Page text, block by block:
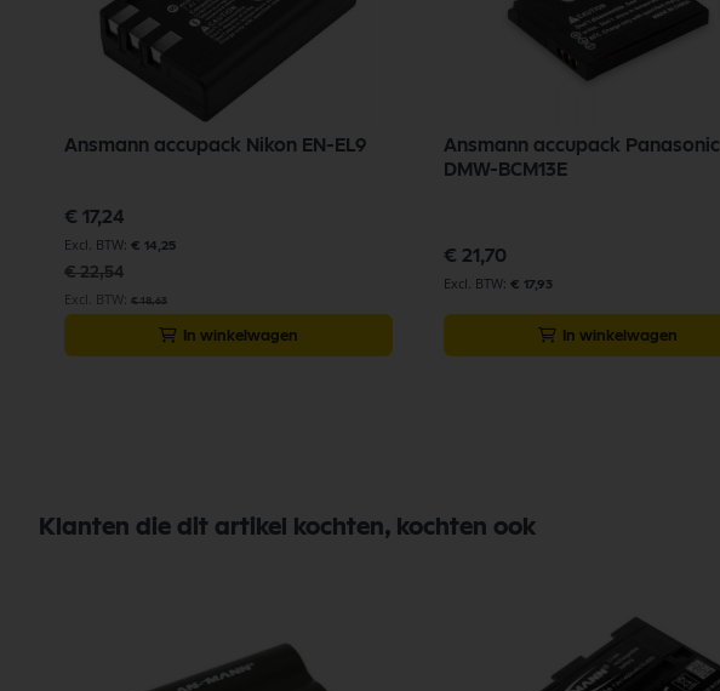
Ansmann accupack Nikon EN-EL9
Speciale
prijs
€ 17,24
€ 14,25
€ 22,54
€ 18,63
In winkelwagen
Ansmann accupack Panasonic
DMW-BCM13E
€ 21,70
€ 17,93
In winkelwagen
Klanten die dit artikel kochten, kochten ook